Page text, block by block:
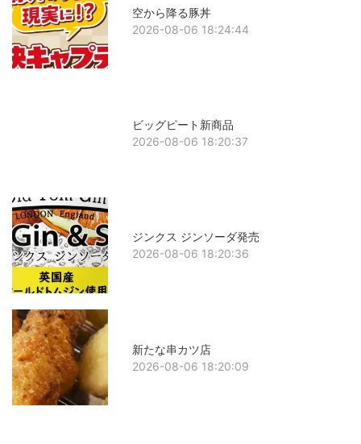
空から降る豚丼
2026-08-06 18:24:44
ビッグピート新商品
2026-08-06 18:20:37
ジンクス ジンソーダ発売
2026-08-06 18:20:36
新たな串カツ店
2026-08-06 18:20:09